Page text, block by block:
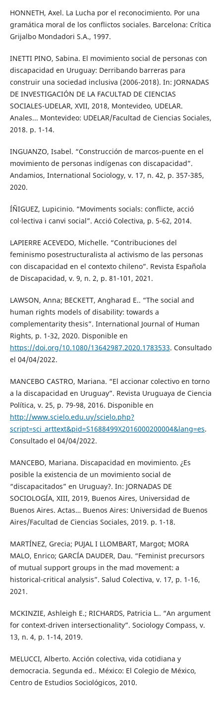
HONNETH, Axel. La Lucha por el reconocimiento. Por una
gramática moral de los conflictos sociales. Barcelona: Crítica
Grijalbo Mondadori S.A., 1997.
INETTI PINO, Sabina. El movimiento social de personas con
discapacidad en Uruguay: Derribando barreras para
construir una sociedad inclusiva (2006-2018). In: JORNADAS
DE INVESTIGACIÓN DE LA FACULTAD DE CIENCIAS
SOCIALES-UDELAR, XVII, 2018, Montevideo, UDELAR.
Anales... Montevideo: UDELAR/Facultad de Ciencias Sociales,
2018. p. 1-14.
INGUANZO, Isabel. “Construcción de marcos-puente en el
movimiento de personas indígenas con discapacidad”.
Andamios, International Sociology, v. 17, n. 42, p. 357-385,
2020.
ÍÑIGUEZ, Lupicinio. “Moviments socials: conflicte, acció
col·lectiva i canvi social”. Acció Colectiva, p. 5-62, 2014.
LAPIERRE ACEVEDO, Michelle. “Contribuciones del
feminismo posestructuralista al activismo de las personas
con discapacidad en el contexto chileno”. Revista Española
de Discapacidad, v. 9, n. 2, p. 81-101, 2021.
LAWSON, Anna; BECKETT, Angharad E.. “The social and
human rights models of disability: towards a
complementarity thesis”. International Journal of Human
Rights, p. 1-32, 2020. Disponible en
https://doi.org/10.1080/13642987.2020.1783533. Consultado
el 04/04/2022.
MANCEBO CASTRO, Mariana. “El accionar colectivo en torno
a la discapacidad en Uruguay”. Revista Uruguaya de Ciencia
Política, v. 25, p. 79-98, 2016. Disponible en
http://www.scielo.edu.uy/scielo.php?
script=sci_arttext&pid=S1688499X2016000200004&lang=es.
Consultado el 04/04/2022.
MANCEBO, Mariana. Discapacidad en movimiento. ¿Es
posible la existencia de un movimiento social de
“discapacitados” en Uruguay?. In: JORNADAS DE
SOCIOLOGÍA, XIII, 2019, Buenos Aires, Universidad de
Buenos Aires. Actas… Buenos Aires: Universidad de Buenos
Aires/Facultad de Ciencias Sociales, 2019. p. 1-18.
MARTÍNEZ, Grecia; PUJAL I LLOMBART, Margot; MORA
MALO, Enrico; GARCÍA DAUDER, Dau. “Feminist precursors
of mutual support groups in the mad movement: a
historical-critical analysis”. Salud Colectiva, v. 17, p. 1-16,
2021.
MCKINZIE, Ashleigh E.; RICHARDS, Patricia L.. “An argument
for context-driven intersectionality”. Sociology Compass, v.
13, n. 4, p. 1-14, 2019.
MELUCCI, Alberto. Acción colectiva, vida cotidiana y
democracia. Segunda ed.. México: El Colegio de México,
Centro de Estudios Sociológicos, 2010.